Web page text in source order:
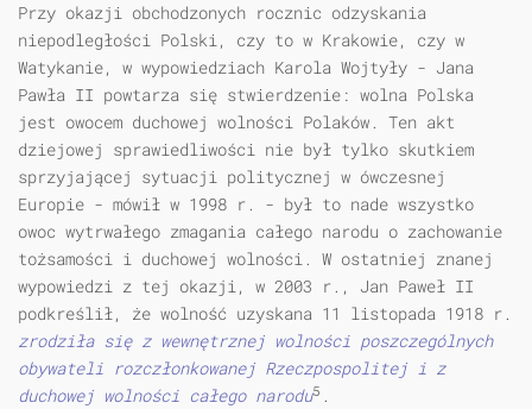
Przy okazji obchodzonych rocznic odzyskania
niepodległości Polski, czy to w Krakowie, czy w
Watykanie, w wypowiedziach Karola Wojtyły - Jana
Pawła II powtarza się stwierdzenie: wolna Polska
jest owocem duchowej wolności Polaków. Ten akt
dziejowej sprawiedliwości nie był tylko skutkiem
sprzyjającej sytuacji politycznej w ówczesnej
Europie - mówił w 1998 r. - był to nade wszystko
owoc wytrwałego zmagania całego narodu o zachowanie
tożsamości i duchowej wolności. W ostatniej znanej
wypowiedzi z tej okazji, w 2003 r., Jan Paweł II
podkreślił, że wolność uzyskana 11 listopada 1918 r.
zrodziła się z wewnętrznej wolności poszczególnych
obywateli rozczłonkowanej Rzeczpospolitej i z
duchowej wolności całego narodu5 .